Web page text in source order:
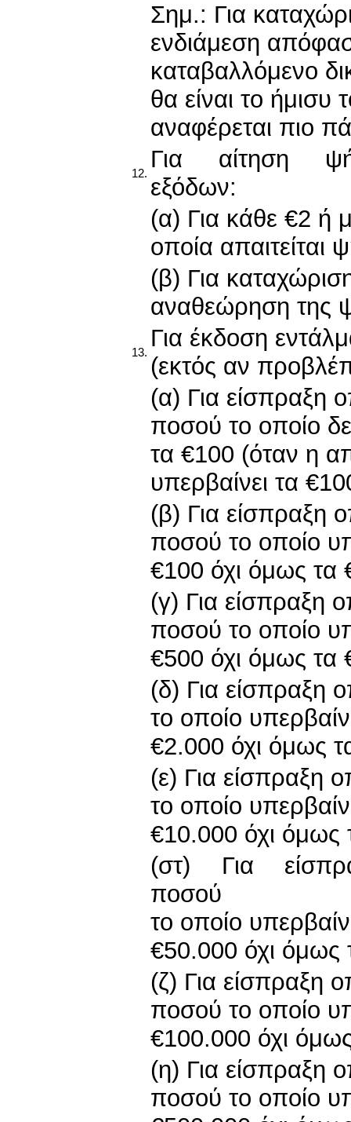
Σημ.: Για
ενδιάμεση
καταβαλλόμενο
θα είναι το ήμισυ
αναφέρεται πιο
12.
Για αίτηση
εξόδων:
(α) Για κάθε €2 ή
οποία απαιτείται
(β) Για
αναθεώρηση της
13.
Για έκδοση
(εκτός αν
(α) Για είσπραξη
ποσού το οποίο
τα €100 (όταν η
υπερβαίνει τα
(β) Για είσπραξη
ποσού το οποίο
€100 όχι όμως τα
(γ) Για είσπραξη
ποσού το οποίο
€500 όχι όμως τα
(δ) Για είσπραξη
το οποίο
€2.000 όχι όμως
(ε) Για είσπραξη
το οποίο
€10.000 όχι όμως
(στ) Για
ποσού
το οποίο
€50.000 όχι όμως
(ζ) Για είσπραξη
ποσού το οποίο
€100.000 όχι
(η) Για είσπραξη
ποσού το οποίο